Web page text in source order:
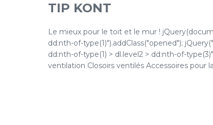
TIP KONT
Le mieux pour le toit et le mur !
dd:nth-of-type(1)").addClass("opened");
dd:nth-of-type(1) > dl.level2 > dd:nth-of-
ventilation Closoirs ventilés Accessoires pour